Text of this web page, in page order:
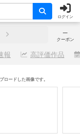
ログイン
─
クーポン
報 高評価作品
ロードした画像です。